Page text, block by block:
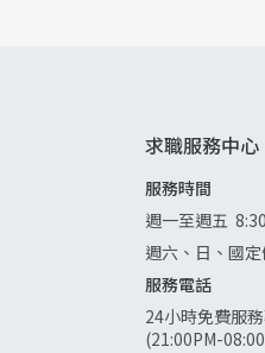
求職服務中心
服務時間
週一至週五
週六、日、國定
服務電話
24小時免費服
(21:00PM-